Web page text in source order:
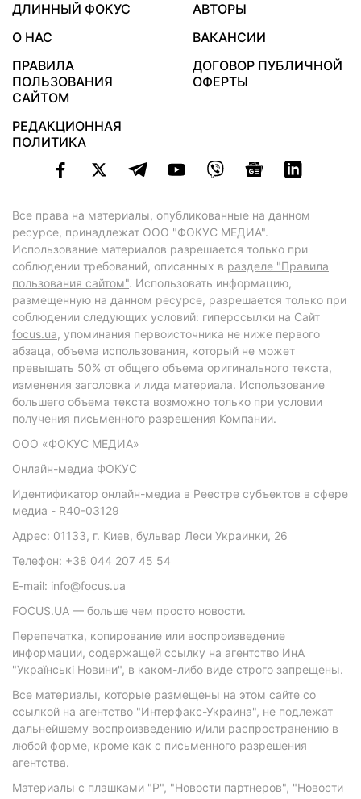
ДЛИННЫЙ ФОКУС
АВТОРЫ
О НАС
ВАКАНСИИ
ПРАВИЛА
ПОЛЬЗОВАНИЯ
САЙТОМ
ДОГОВОР ПУБЛИЧНОЙ
ОФЕРТЫ
РЕДАКЦИОННАЯ
ПОЛИТИКА
Все права на материалы, опубликованные на данном
ресурсе, принадлежат ООО "ФОКУС МЕДИА".
Использование материалов разрешается только при
соблюдении требований, описанных в разделе "Правила
пользования сайтом". Использовать информацию,
размещенную на данном ресурсе, разрешается только при
соблюдении следующих условий: гиперссылки на Сайт
focus.ua, упоминания первоисточника не ниже первого
абзаца, объема использования, который не может
превышать 50% от общего объема оригинального текста,
изменения заголовка и лида материала. Использование
большего объема текста возможно только при условии
получения письменного разрешения Компании.
ООО «ФОКУС МЕДИА»
Онлайн-медиа ФОКУС
Идентификатор онлайн-медиа в Реестре субъектов в сфере
медиа - R40-03129
Адрес: 01133, г. Киев, бульвар Леси Украинки, 26
Телефон: +38 044 207 45 54
E-mail: info@focus.ua
FOCUS.UA — больше чем просто новости.
Перепечатка, копирование или воспроизведение
информации, содержащей ссылку на агентство ИнА
"Українські Новини", в каком-либо виде строго запрещены.
Все материалы, которые размещены на этом сайте со
ссылкой на агентство "Интерфакс-Украина", не подлежат
дальнейшему воспроизведению и/или распространению в
любой форме, кроме как с письменного разрешения
агентства.
Материалы с плашками "Р", "Новости партнеров", "Новости